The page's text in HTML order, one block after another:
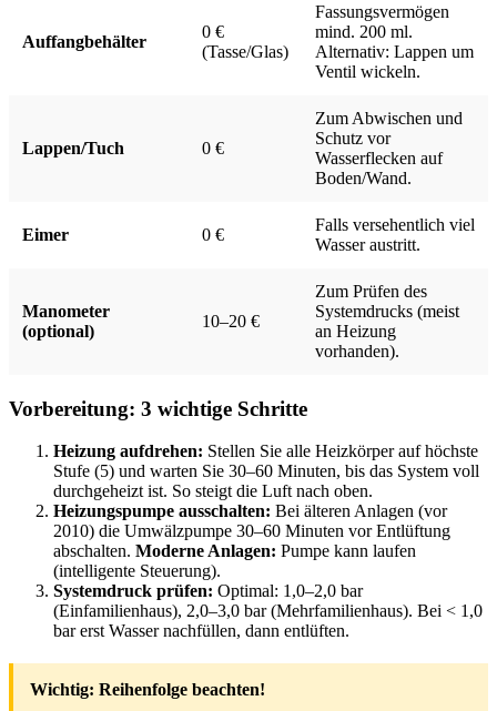
Auffangbehälter
0 €
(Tasse/Glas)
Fassungsvermögen
mind. 200 ml.
Alternativ: Lappen um
Ventil wickeln.
Lappen/Tuch 0 €
Zum Abwischen und
Schutz vor
Wasserflecken auf
Boden/Wand.
Eimer 0 €
Falls versehentlich viel
Wasser austritt.
Manometer
(optional)
10–20 €
Zum Prüfen des
Systemdrucks (meist
an Heizung
vorhanden).
Vorbereitung: 3 wichtige Schritte
Heizung aufdrehen: Stellen Sie alle Heizkörper auf höchste
Stufe (5) und warten Sie 30–60 Minuten, bis das System voll
durchgeheizt ist. So steigt die Luft nach oben.
Heizungspumpe ausschalten: Bei älteren Anlagen (vor
2010) die Umwälzpumpe 30–60 Minuten vor Entlüftung
abschalten. Moderne Anlagen: Pumpe kann laufen
(intelligente Steuerung).
Systemdruck prüfen: Optimal: 1,0–2,0 bar
(Einfamilienhaus), 2,0–3,0 bar (Mehrfamilienhaus). Bei < 1,0
bar erst Wasser nachfüllen, dann entlüften.
Wichtig: Reihenfolge beachten!